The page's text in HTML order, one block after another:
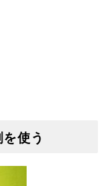
使う